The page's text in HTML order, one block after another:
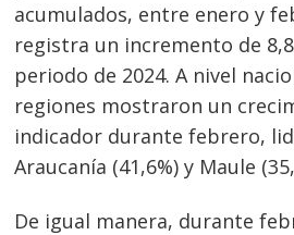
acumulados, entre enero y
registra un incremento de
periodo de 2024. A nivel
regiones mostraron un
indicador durante febrero,
Araucanía (41,6%) y Maule
De igual manera, durante